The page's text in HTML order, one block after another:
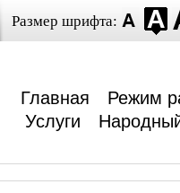
Размер шрифта:
Главная
Режим
Услуги